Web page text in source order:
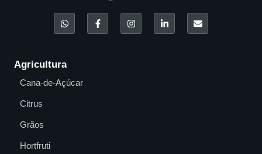
Agricultura
Cana-de-Açúcar
Citrus
Grãos
Hortfruti